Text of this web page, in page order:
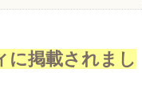
に掲載されまし